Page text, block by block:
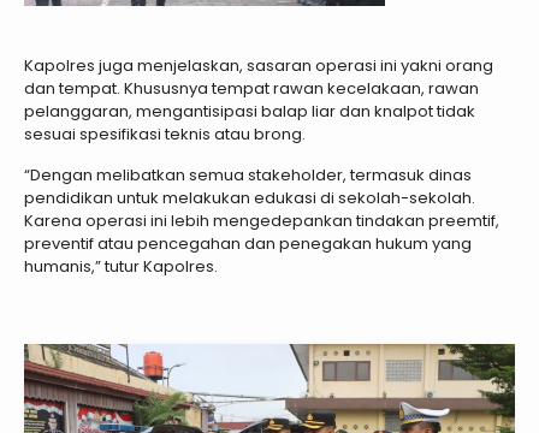
Kapolres juga menjelaskan, sasaran operasi ini yakni orang
dan tempat. Khususnya tempat rawan kecelakaan, rawan
pelanggaran, mengantisipasi balap liar dan knalpot tidak
sesuai spesifikasi teknis atau brong.
“Dengan melibatkan semua stakeholder, termasuk dinas
pendidikan untuk melakukan edukasi di sekolah-sekolah.
Karena operasi ini lebih mengedepankan tindakan preemtif,
preventif atau pencegahan dan penegakan hukum yang
humanis,” tutur Kapolres.